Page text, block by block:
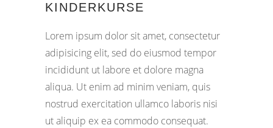
KINDERKURSE
Lorem ipsum dolor sit amet, consectetur
adipisicing elit, sed do eiusmod tempor
incididunt ut labore et dolore magna
aliqua. Ut enim ad minim veniam, quis
nostrud exercitation ullamco laboris nisi
ut aliquip ex ea commodo consequat.